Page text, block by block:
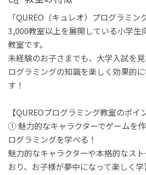
「QUREO（キュレオ）プログラミン
3,000教室以上を展開している小学生
教室です。
未経験のお子さまでも、大学入試を
ログラミングの知識を楽しく効果的
す！
【QUREOプログラミング教室のポイ
① 魅力的なキャラクターでゲームを
ログラミングを学べる！
魅力的なキャラクターや本格的なス
おり、お子様が夢中になって楽しく